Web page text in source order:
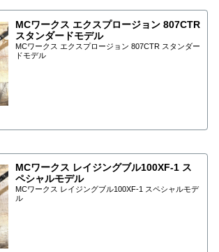
MCワークス エクスプロージョン 807CTR
スタンダードモデル
MCワークス エクスプロージョン 807CTR スタンダー
ドモデル
MCワークス レイジングブル100XF-1 ス
ペシャルモデル
MCワークス レイジングブル100XF-1 スペシャルモデ
ル